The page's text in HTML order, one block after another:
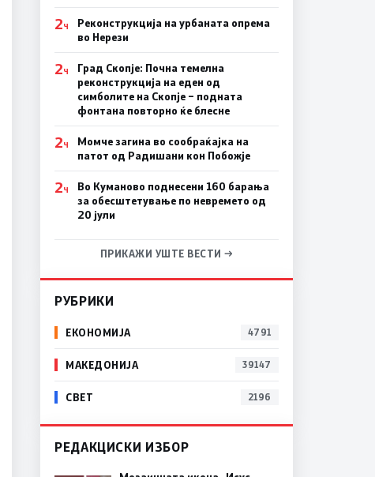
2Ч
Реконструкција на урбаната опрема
во Нерези
2Ч
Град Скопје: Почна темелна
реконструкција на еден од
симболите на Скопје – подната
фонтана повторно ќе блесне
2Ч
Момче загина во сообраќајка на
патот од Радишани кон Побожје
2Ч
Во Куманово поднесени 160 барања
за обесштетување по невремето од
20 јули
ПРИКАЖИ УШТЕ ВЕСТИ →
РУБРИКИ
ЕКОНОМИЈА 4791
МАКЕДОНИЈА 39147
СВЕТ 2196
РЕДАКЦИСКИ ИЗБОР